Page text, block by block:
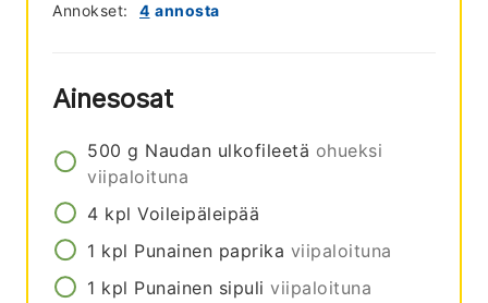
Annokset: 4 annosta
Ainesosat
500 g Naudan ulkofileetä ohueksi
viipaloituna
4 kpl Voileipäleipää
1 kpl Punainen paprika viipaloituna
1 kpl Punainen sipuli viipaloituna